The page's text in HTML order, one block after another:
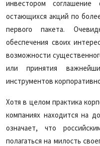
инвестором
остающихся акций по
первого пакета.
обеспечения своих
возможности
или принятия
инструментов
Хотя в целом практика
компаниях находится на
означает, что
полагаться на милость